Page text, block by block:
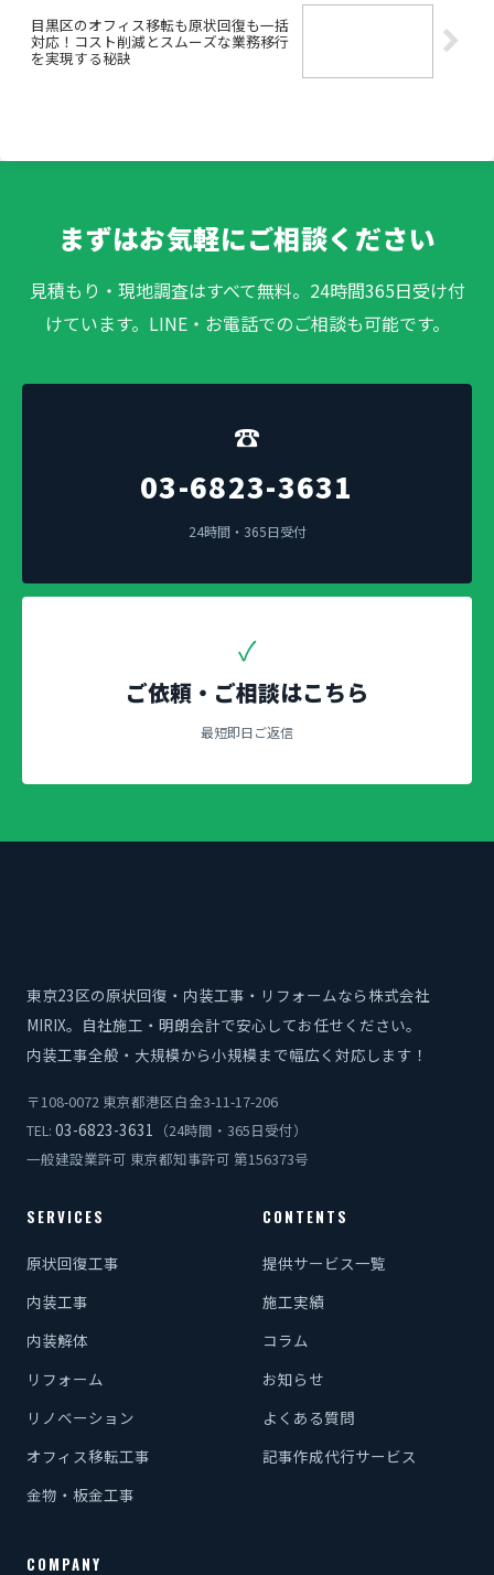
目黒区のオフィス移転も原状回復も一括
対応！コスト削減とスムーズな業務移行
を実現する秘訣
まずはお気軽にご相談ください
見積もり・現地調査はすべて無料。24時間365日受け付
けています。LINE・お電話でのご相談も可能です。
☎
03-6823-3631
24時間・365日受付
✓
ご依頼・ご相談はこちら
最短即日ご返信
東京23区の原状回復・内装工事・リフォームなら株式会社
MIRIX。自社施工・明朗会計で安心してお任せください。
内装工事全般・大規模から小規模まで幅広く対応します！
〒108-0072 東京都港区白金3-11-17-206
TEL: 03-6823-3631 （24時間・365日受付）
一般建設業許可 東京都知事許可 第156373号
SERVICES
原状回復工事
内装工事
内装解体
リフォーム
リノベーション
オフィス移転工事
金物・板金工事
CONTENTS
提供サービス一覧
施工実績
コラム
お知らせ
よくある質問
記事作成代行サービス
COMPANY